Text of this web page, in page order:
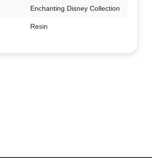
Enchanting Disney Collection
Resin